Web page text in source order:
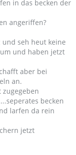
in das becken der
angeriffen?
seh heut keine
und haben jetzt
aber bei
an.
becken
larfen da rein
jetzt